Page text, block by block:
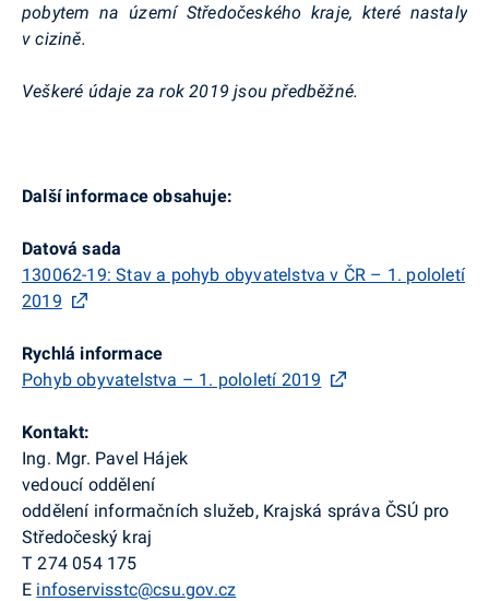
pobytem na území Středočeského kraje, které nastaly
v cizině.
Veškeré údaje za rok 2019 jsou předběžné.
Další informace obsahuje:
Datová sada
130062-19: Stav a pohyb obyvatelstva v ČR – 1. pololetí
2019
Rychlá informace
Pohyb obyvatelstva – 1. pololetí 2019
Kontakt:
Ing. Mgr. Pavel Hájek
vedoucí oddělení
oddělení informačních služeb, Krajská správa ČSÚ pro
Středočeský kraj
T 274 054 175
E infoservisstc@csu.gov.cz